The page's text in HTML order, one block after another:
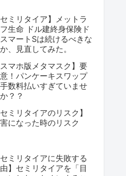
セミリタイア】メットラ
生命 ドル建終身保険ド
マートSは続けるべきな
、見直してみた。
スマホ版メタマスク】要
！パンケーキスワップ
数料払いすぎていませ
？？
セミリタイアのリスク】
になった時のリスク
セミリタイアに失敗する
】セミリタイアを「目